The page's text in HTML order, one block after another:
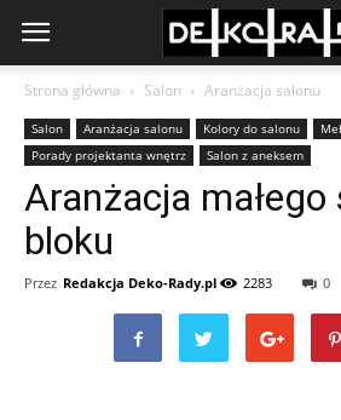
Strona główna Salon Aranżacja salonu
Salon Aranżacja salonu Kolory do salonu
Porady projektanta wnętrz
Salon z aneksem
Aranżacja
bloku
Przez Redakcja Deko-Rady.pl 2283 0